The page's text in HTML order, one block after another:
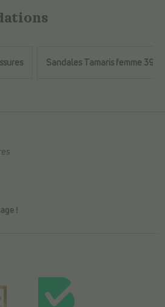
Sandales Tamaris femme 39
!